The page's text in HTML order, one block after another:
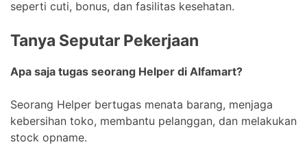
seperti cuti, bonus, dan fasilitas kesehatan.
Tanya Seputar Pekerjaan
Apa saja tugas seorang Helper di Alfamart?
Seorang Helper bertugas menata barang, menjaga
kebersihan toko, membantu pelanggan, dan melakukan
stock opname.